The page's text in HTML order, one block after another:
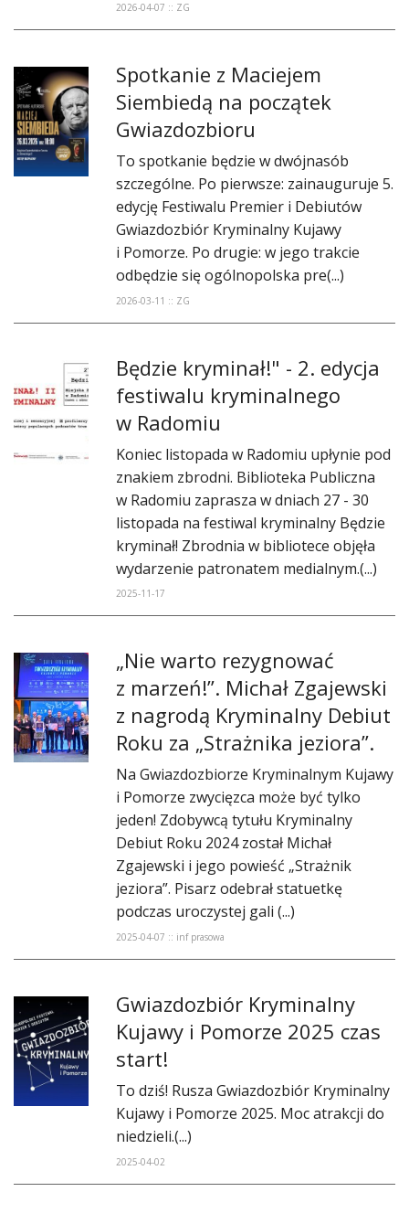
2026-04-07 :: ZG
Spotkanie z Maciejem
Siembiedą na początek
Gwiazdozbioru
​To spotkanie będzie w dwójnasób
szczególne. Po pierwsze: zainauguruje 5.
edycję Festiwalu Premier i Debiutów
Gwiazdozbiór Kryminalny Kujawy
i Pomorze. Po drugie: w jego trakcie
odbędzie się ogólnopolska pre(...)
2026-03-11 :: ZG
​Będzie kryminał!" - 2. edycja
festiwalu kryminalnego
w Radomiu
Koniec listopada w Radomiu upłynie pod
znakiem zbrodni. Biblioteka Publiczna
w Radomiu zaprasza w dniach 27 - 30
listopada na festiwal kryminalny Będzie
kryminał! Zbrodnia w bibliotece objęła
wydarzenie patronatem medialnym.(...)
2025-11-17
„Nie warto rezygnować
z marzeń!”. Michał Zgajewski
z nagrodą Kryminalny Debiut
Roku za „Strażnika jeziora”.
Na Gwiazdozbiorze Kryminalnym Kujawy
i Pomorze zwycięzca może być tylko
jeden! Zdobywcą tytułu Kryminalny
Debiut Roku 2024 został Michał
Zgajewski i jego powieść „Strażnik
jeziora”. Pisarz odebrał statuetkę
podczas uroczystej gali (...)
2025-04-07 :: inf prasowa
Gwiazdozbiór Kryminalny
Kujawy i Pomorze 2025 czas
start!
To dziś! Rusza Gwiazdozbiór Kryminalny
Kujawy i Pomorze 2025. Moc atrakcji do
niedzieli.(...)
2025-04-02